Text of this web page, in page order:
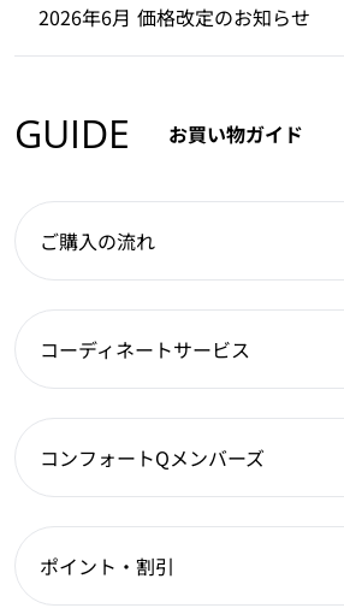
2026年6月 価格改定のお知らせ
GUIDE お買い物ガイド
ご購入の流れ
コーディネートサービス
コンフォートQメンバーズ
ポイント・割引